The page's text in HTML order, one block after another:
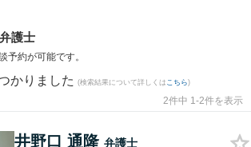
護士
予約が可能です。
かりました (検索結果について詳しくは こちら)
2件中 1-2件を表示
井野口 通隆 弁護士